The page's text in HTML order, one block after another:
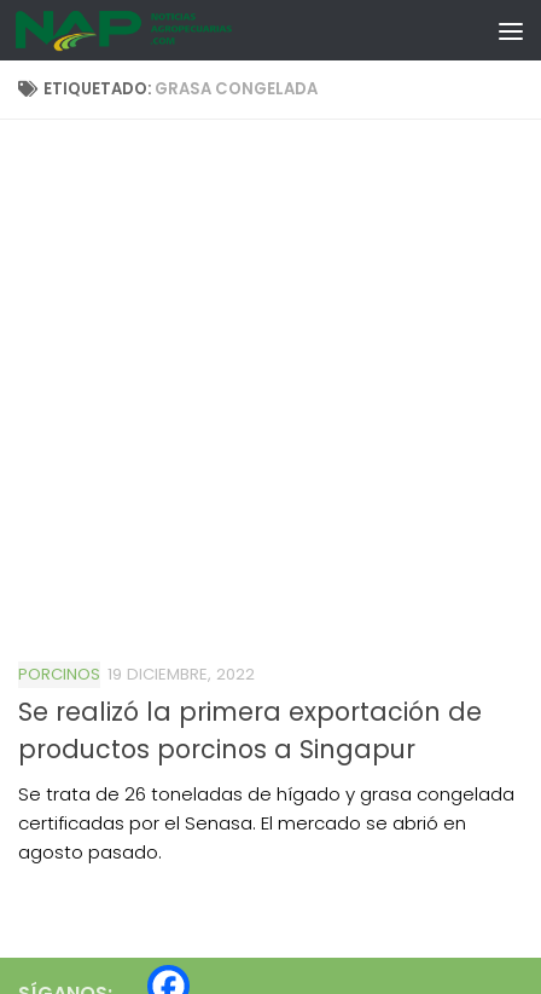
Skip to content
ETIQUETADO: GRASA CONGELADA
PORCINOS 19 DICIEMBRE, 2022
Se realizó la primera exportación de
productos porcinos a Singapur
Se trata de 26 toneladas de hígado y grasa congelada
certificadas por el Senasa. El mercado se abrió en
agosto pasado.